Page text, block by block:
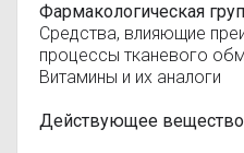
Фармакологическая
Средства, влияющие
процессы тканевого
Витамины и их аналоги
Действующее вещество